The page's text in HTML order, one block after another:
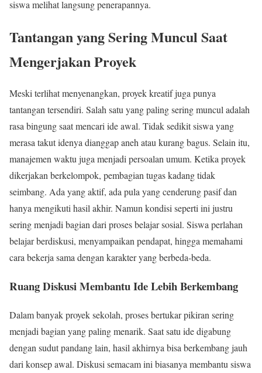
siswa melihat langsung penerapannya.
Tantangan yang Sering Muncul Saat
Mengerjakan Proyek
Meski terlihat menyenangkan, proyek kreatif juga punya
tantangan tersendiri. Salah satu yang paling sering muncul adalah
rasa bingung saat mencari ide awal. Tidak sedikit siswa yang
merasa takut idenya dianggap aneh atau kurang bagus. Selain itu,
manajemen waktu juga menjadi persoalan umum. Ketika proyek
dikerjakan berkelompok, pembagian tugas kadang tidak
seimbang. Ada yang aktif, ada pula yang cenderung pasif dan
hanya mengikuti hasil akhir. Namun kondisi seperti ini justru
sering menjadi bagian dari proses belajar sosial. Siswa perlahan
belajar berdiskusi, menyampaikan pendapat, hingga memahami
cara bekerja sama dengan karakter yang berbeda-beda.
Ruang Diskusi Membantu Ide Lebih Berkembang
Dalam banyak proyek sekolah, proses bertukar pikiran sering
menjadi bagian yang paling menarik. Saat satu ide digabung
dengan sudut pandang lain, hasil akhirnya bisa berkembang jauh
dari konsep awal. Diskusi semacam ini biasanya membantu siswa